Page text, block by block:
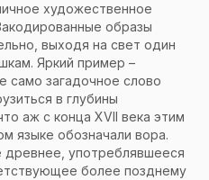
художественное
образы
выходя на свет один
Яркий пример –
само загадочное слово
в глубины
аж с конца XVII века этим
языке обозначали вора.
употреблявшееся
более позднему